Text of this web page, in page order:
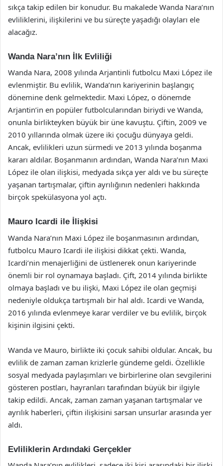
sıkça takip edilen bir konudur. Bu makalede Wanda Nara’nın
evliliklerini, ilişkilerini ve bu süreçte yaşadığı olayları ele
alacağız.
Wanda Nara’nın İlk Evliliği
Wanda Nara, 2008 yılında Arjantinli futbolcu Maxi López ile
evlenmiştir. Bu evlilik, Wanda’nın kariyerinin başlangıç
dönemine denk gelmektedir. Maxi López, o dönemde
Arjantin’in en popüler futbolcularından biriydi ve Wanda,
onunla birlikteyken büyük bir üne kavuştu. Çiftin, 2009 ve
2010 yıllarında olmak üzere iki çocuğu dünyaya geldi.
Ancak, evlilikleri uzun sürmedi ve 2013 yılında boşanma
kararı aldılar. Boşanmanın ardından, Wanda Nara’nın Maxi
López ile olan ilişkisi, medyada sıkça yer aldı ve bu süreçte
yaşanan tartışmalar, çiftin ayrılığının nedenleri hakkında
birçok spekülasyona yol açtı.
Mauro Icardi ile İlişkisi
Wanda Nara’nın Maxi López ile boşanmasının ardından,
futbolcu Mauro Icardi ile ilişkisi dikkat çekti. Wanda,
Icardi’nin menajerliğini de üstlenerek onun kariyerinde
önemli bir rol oynamaya başladı. Çift, 2014 yılında birlikte
olmaya başladı ve bu ilişki, Maxi López ile olan geçmişi
nedeniyle oldukça tartışmalı bir hal aldı. Icardi ve Wanda,
2016 yılında evlenmeye karar verdiler ve bu evlilik, birçok
kişinin ilgisini çekti.
Wanda ve Mauro, birlikte iki çocuk sahibi oldular. Ancak, bu
evlilik de zaman zaman krizlerle gündeme geldi. Özellikle
sosyal medyada paylaşımları ve birbirlerine olan sevgilerini
gösteren postları, hayranları tarafından büyük bir ilgiyle
takip edildi. Ancak, zaman zaman yaşanan tartışmalar ve
ayrılık haberleri, çiftin ilişkisini sarsan unsurlar arasında yer
aldı.
Evliliklerin Ardındaki Gerçekler